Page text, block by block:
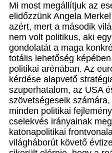
Mi most megállítjuk az
elidőzzünk Angela
azért, mert a második
nem volt politikus, aki
gondolatát a maga
totális lehetőség
politikai arénában. Az
kérdése alapvető
szuperhatalom, az USA
szövetségeseik
minden politikai
cselekvés irányainak
katonapolitikai
világháborút követő